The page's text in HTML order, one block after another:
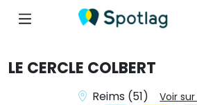
LE CERCLE COLBERT
Reims (51) Voir